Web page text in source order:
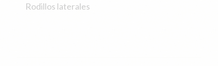
Rodillos laterales